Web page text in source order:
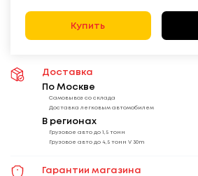
Купить
Доставка
По Москве
Самовывоз со склада
Доставка легковым автомобилем
В регионах
Грузовое авто до 1,5 тонн
Грузовое авто до 4,5 тонн V 30m
Гарантии магазина